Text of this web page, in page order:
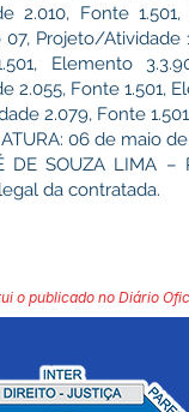
2.010, Fonte
07, Projeto/
Elemento
2.055, Fonte 1.501,
2.079, Fonte
06 de maio
DE SOUZA LIMA
da contratada.
o publicado no Diário